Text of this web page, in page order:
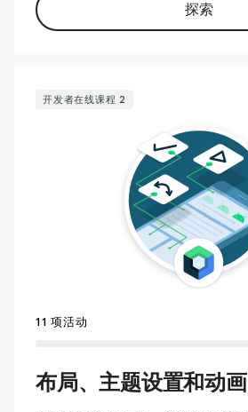
探索
开发者在线课程 2
11 项活动
布局、主题设置和动画